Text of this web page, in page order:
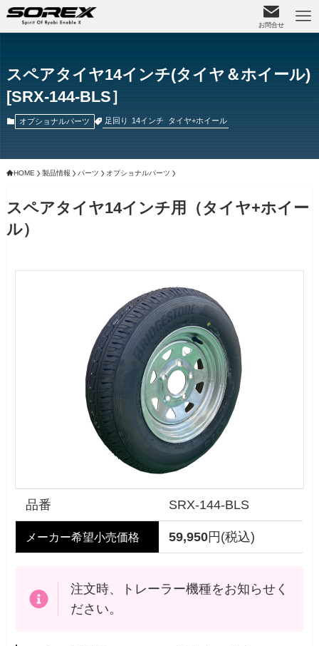
お問合せ
スペアタイヤ14インチ(タイヤ＆ホイール)
[SRX-144-BLS］
オプショナルパーツ 足回り 14インチ タイヤ+ホイール
HOME 製品情報 パーツ オプショナルパーツ
スペアタイヤ14インチ用（タイヤ+ホイー
ル）
品番 SRX-144-BLS
メーカー希望小売価格 59,950円(税込)
注文時、トレーラー機種をお知らせく
ださい。